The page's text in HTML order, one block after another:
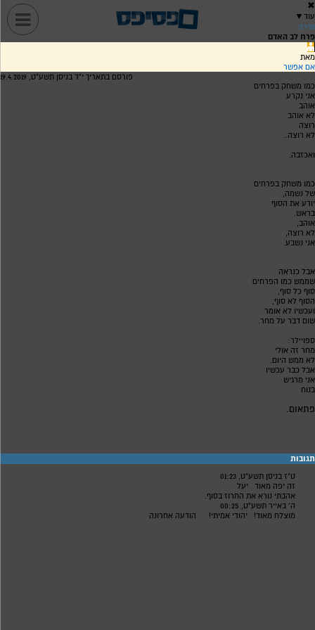
✖
עוד ▼
שירה
פרח לב האדם
מאת
אם אפשר
פורסם בתאריך י"ד בניסן תשע"ט, 19.4.2019
כמו משחק בפרחים
אני נקרע
אוהב
לא אוהב
רוצה
לא רוצה..
ואכזבה.
כמו משחק בפרחים
של נשמה,
יודע את הסוף
בראש.
אוהב,
לא רוצה,
אני נשבע.
אבל כנראה
שממש כמו הפרחים
סוף כל סוף,
הסוף לא סוף,
ועכשיו לא אומר
שום דבר על מחר.
ספויילר:
מחר זה אולי
לא ממש היום.
אבל כבר עכשיו
אני מרגיש
בנוח
פתאום.
תגובות
ט"ז בניסן תשע"ט, 01:23
זה יפה מאוד
יעל
אהבתי נורא את החרוז בסוף.
ה' באייר תשע"ט, 00:25
מוצלח מאוד!
יהודי אמיתי! הודעה אחרונה